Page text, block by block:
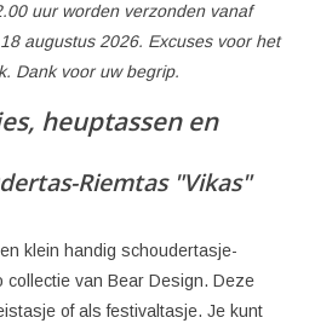
uur worden verzonden vanaf
augustus 2026. Excuses voor het
Dank voor uw begrip.
heuptassen en
Riemtas "Vikas"
klein handig schoudertasje-
collectie van Bear Design. Deze
of als festivaltasje. Je kunt